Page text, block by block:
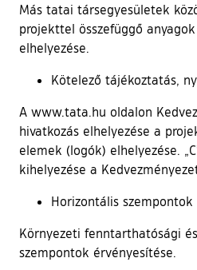
Más tatai társegyesületek
projekttel összefüggő
elhelyezése.
Kötelező tájékoztatás,
A www.tata.hu oldalon
hivatkozás elhelyezése a
elemek (logók) elhelyezése.
kihelyezése a
Horizontális
Környezeti fenntarthatósági
szempontok érvényesítése.